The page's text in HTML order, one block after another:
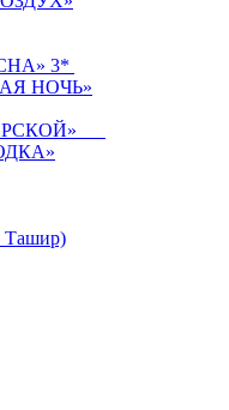
3*
НОЧЬ»
Ташир)